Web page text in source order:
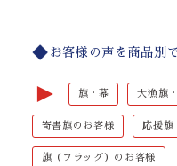
お客様の声を商品別
► 旗・幕 大漁旗
寄書旗のお客様 応援旗
旗（フラッグ）のお客様